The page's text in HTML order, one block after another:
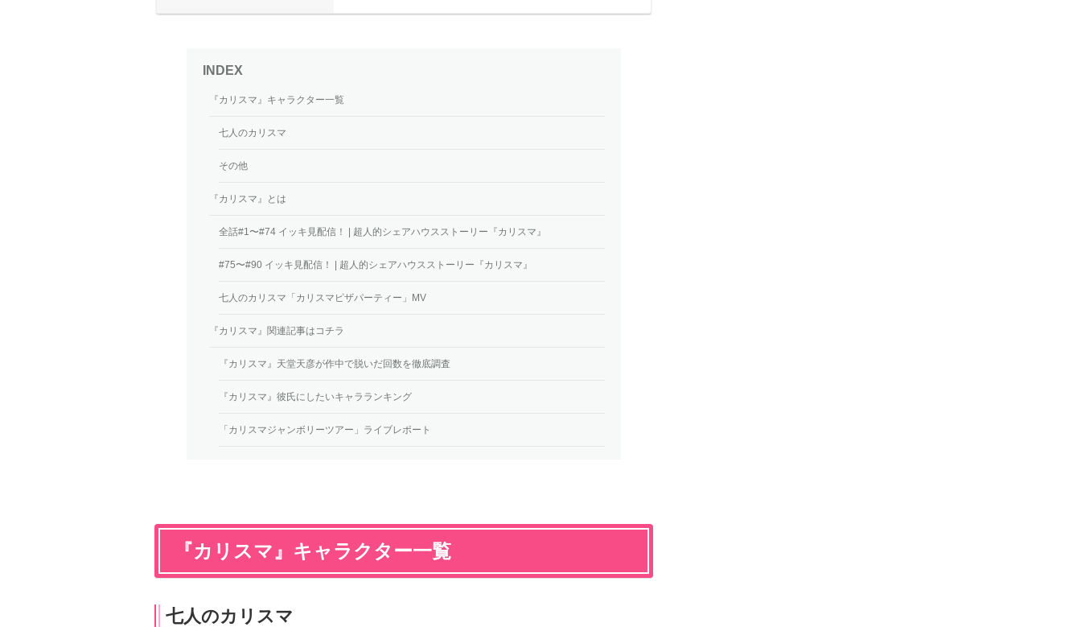
『カリスマ』キャラクター一覧
七人のカリスマ
その他
『カリスマ』とは
全話#1〜#74 イッキ見配信！ | 超人的シェアハウスストーリー『カリスマ』
#75〜#90 イッキ見配信！ | 超人的シェアハウスストーリー『カリスマ』
七人のカリスマ「カリスマピザパーティー」MV
『カリスマ』関連記事はコチラ
『カリスマ』天堂天彦が作中で脱いだ回数を徹底調査
『カリスマ』彼氏にしたいキャラランキング
「カリスマジャンボリーツアー」ライブレポート
『カリスマ』キャラクター一覧
七人のカリスマ